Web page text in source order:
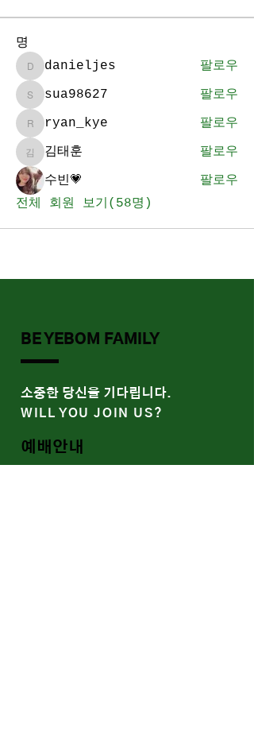
명
danieljes
danieljes 팔로우
sua98627
sua98627 팔로우
ryan_kye
ryan_kye 팔로우
김태훈김태훈
팔로우
수빈💗
팔로우
전체 회원 보기(58명)
BE YEBOM FAMILY
​소중한 당신을 기다립니다.
WILL YOU JOIN US?
예배안내